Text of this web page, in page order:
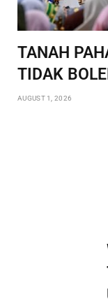
TANAH
TIDAK
AUGUST 1, 2026